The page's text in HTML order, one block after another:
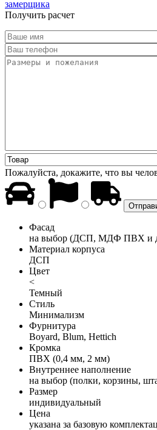
замерщика
Получить расчет
Пожалуйста, докажите, что вы
Фасад
на выбор (ДСП, МДФ ПВХ и
Материал корпуса
ДСП
Цвет
<
Темный
Стиль
Минимализм
Фурнитура
Boyard, Blum, Hettich
Кромка
ПВХ (0,4 мм, 2 мм)
Внутреннее наполнение
на выбор (полки, корзины,
Размер
индивидуальный
Цена
указана за базовую